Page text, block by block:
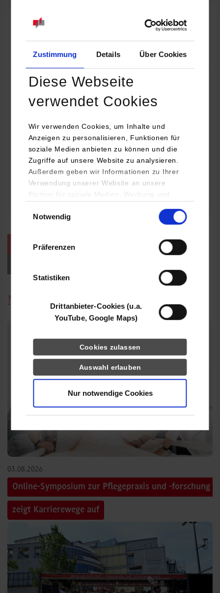
Zustimmung Details Über Cookies
Diese Webseite
verwendet Cookies
Wir verwenden Cookies, um Inhalte und
Anzeigen zu personalisieren, Funktionen für
soziale Medien anbieten zu können und die
Zugriffe auf unsere Website zu analysieren.
Außerdem geben wir Informationen zu Ihrer
Verwendung unserer Website an unsere
Partner für soziale Medien, Werbung und
YouTube, Google Maps) führen diese
Daten zusammen, die Sie ihnen bereitgestellt
haben oder die sie im Rahmen Ihrer Nutzung
Notwendig
Präferenzen
Statistiken
Drittanbieter-Cookies (u.a.
YouTube, Google Maps)
Cookies zulassen
Auswahl erlauben
Nur notwendige Cookies
Online INDIS-Infoveranstaltung für Studierende
Zum Event
Technologietag: Clean Urban Transportation –
nachhaltige Mobilität im (sub)urbanen Umfeld
16.09.2026 - 17.09.2026
Im Mittelpunkt stehen elektrische Antriebe, moderne
Batterietechnologien und innovative Fahrzeugkonzepte für
nachhaltige Mobilität in Stadt und…
weitere Veranstaltungen / Termine
News
03.08.2026
Online-Symposium zur Pflegepraxis und -forschung
zeigt Karrierewege auf